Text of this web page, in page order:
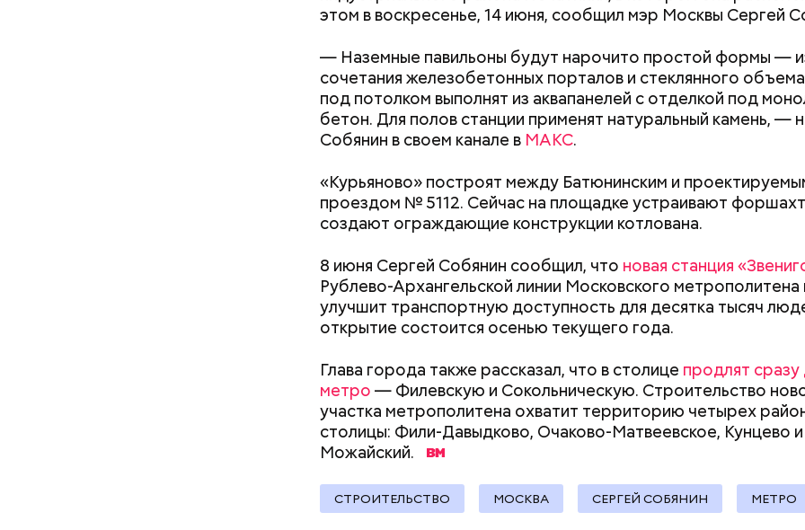
этом в воскресенье, 14 июня, сообщил мэр Москвы Сергей
— Наземные павильоны будут нарочито простой формы —
сочетания железобетонных порталов и стеклянного
под потолком выполнят из аквапанелей с отделкой под
бетон. Для полов станции применят натуральный камень, —
Собянин в своем канале в МАКС.
«Курьяново» построят между Батюнинским и
проездом № 5112. Сейчас на площадке устраивают
создают ограждающие конструкции котлована.
8 июня Сергей Собянин сообщил, что новая станция
Рублево-Архангельской линии Московского метрополитена
улучшит транспортную доступность для десятка тысяч
открытие состоится осенью текущего года.
Глава города также рассказал, что в столице продлят сразу
метро — Филевскую и Сокольническую. Строительство
участка метрополитена охватит территорию четырех
столицы: Фили-Давыдково, Очаково-Матвеевское, Кунцево и
Можайский.
СТРОИТЕЛЬСТВО МОСКВА СЕРГЕЙ СОБЯНИН МЕТРО
Благодаря внедрению современных строительных
включая крупномодульное домостроение, средний срок
строительства жилья сократился с 14–16 до 12–14 месяцев.
строительной отрасли с профессиональным праздником.
лидер поблагодарил строителей, которые работают в
от террористических атак регионах. Путин подчеркнул, что
делают все необходимое для восстановления нормальной
проявляя мужество и самоотверженность. Он пожелал
строительной отрасли новых успехов и свершений.
Как поменять батареи дома и
трудной
претендовать и
документы